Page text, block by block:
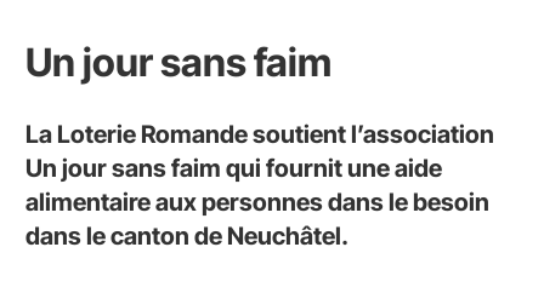
Un jour sans faim
La Loterie Romande soutient l’association
Un jour sans faim qui fournit une aide
alimentaire aux personnes dans le besoin
dans le canton de Neuchâtel.